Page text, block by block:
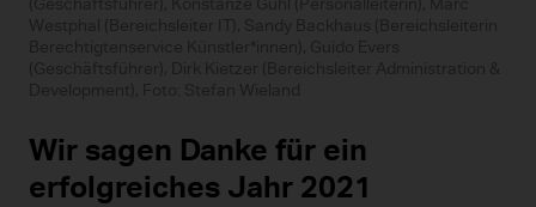
Wir sagen Danke für ein
erfolgreiches Jahr 2021